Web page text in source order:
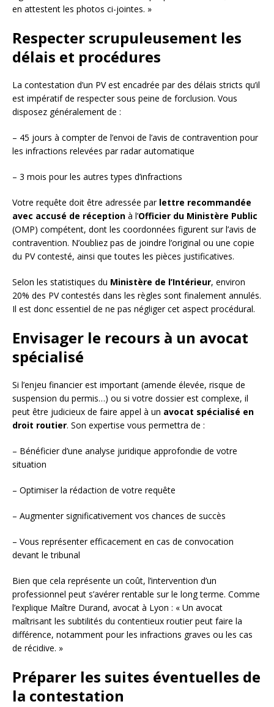
en attestent les photos ci-jointes. »
Respecter scrupuleusement les
délais et procédures
La contestation d’un PV est encadrée par des délais stricts qu’il
est impératif de respecter sous peine de forclusion. Vous
disposez généralement de :
– 45 jours à compter de l’envoi de l’avis de contravention pour
les infractions relevées par radar automatique
– 3 mois pour les autres types d’infractions
Votre requête doit être adressée par lettre recommandée
avec accusé de réception à l’Officier du Ministère Public
(OMP) compétent, dont les coordonnées figurent sur l’avis de
contravention. N’oubliez pas de joindre l’original ou une copie
du PV contesté, ainsi que toutes les pièces justificatives.
Selon les statistiques du Ministère de l’Intérieur, environ
20% des PV contestés dans les règles sont finalement annulés.
Il est donc essentiel de ne pas négliger cet aspect procédural.
Envisager le recours à un avocat
spécialisé
Si l’enjeu financier est important (amende élevée, risque de
suspension du permis…) ou si votre dossier est complexe, il
peut être judicieux de faire appel à un avocat spécialisé en
droit routier. Son expertise vous permettra de :
– Bénéficier d’une analyse juridique approfondie de votre
situation
– Optimiser la rédaction de votre requête
– Augmenter significativement vos chances de succès
– Vous représenter efficacement en cas de convocation
devant le tribunal
Bien que cela représente un coût, l’intervention d’un
professionnel peut s’avérer rentable sur le long terme. Comme
l’explique Maître Durand, avocat à Lyon : « Un avocat
maîtrisant les subtilités du contentieux routier peut faire la
différence, notamment pour les infractions graves ou les cas
de récidive. »
Préparer les suites éventuelles de
la contestation